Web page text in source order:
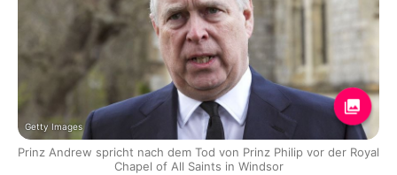
Getty Images
Prinz Andrew spricht nach dem Tod von Prinz Philip vor der Royal
Chapel of All Saints in Windsor